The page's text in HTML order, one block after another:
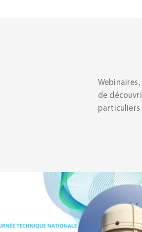
de
particuliers